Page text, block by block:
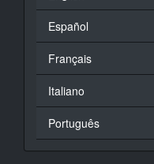
Español
Français
Italiano
Português